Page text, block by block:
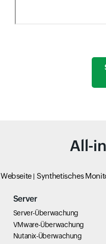
All-
Webseite Synthetisches
Server
Server-Überwachung
VMware-Überwachung
Nutanix-Überwachung